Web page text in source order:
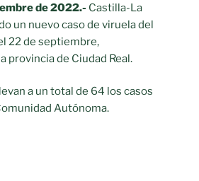
de 2022.- Castilla-La
un nuevo caso de viruela del
22 de septiembre,
provincia de Ciudad Real.
a un total de 64 los casos
Autónoma.